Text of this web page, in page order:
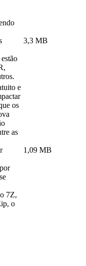
3,3 MB
e
os
as
7Z,
o
1,09 MB